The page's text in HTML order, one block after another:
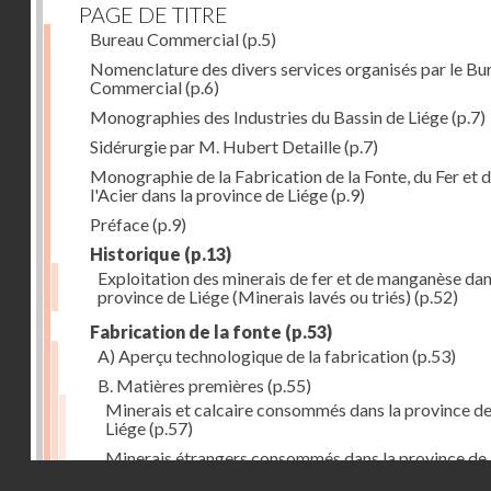
PAGE DE TITRE
Bureau Commercial(p.5)
Nomenclature des divers services organisés par le
Commercial(p.6)
Monographies des Industries du Bassin de Liége(p.7)
Sidérurgie par M. Hubert Detaille(p.7)
Monographie de la Fabrication de la Fonte, du Fer et
l'Acier dans la province de Liége(p.9)
Préface(p.9)
Historique (p.13)
Exploitation des minerais de fer et de manganèse
province de Liége (Minerais lavés ou triés) (p.52)
Fabrication de la fonte (p.53)
A) Aperçu technologique de la fabrication(p.53)
B. Matières premières (p.55)
Minerais et calcaire consommés dans la province de
Liége(p.57)
Minerais étrangers consommés dans la province de